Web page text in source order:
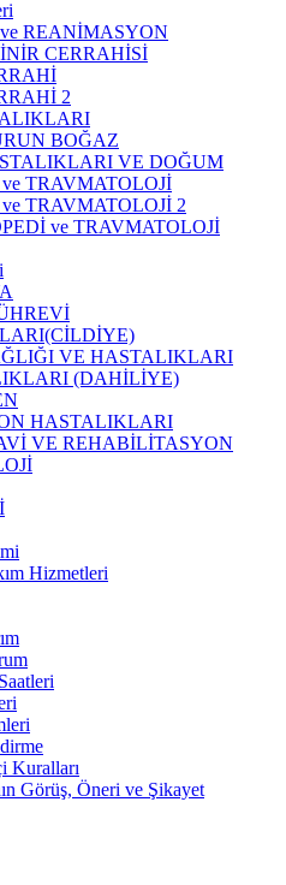
REANİMASYON
CERRAHİSİ
2
BOĞAZ
VE DOĞUM
TRAVMATOLOJİ
TRAVMATOLOJİ 2
ve TRAVMATOLOJİ
VE HASTALIKLARI
(DAHİLİYE)
HASTALIKLARI
VE REHABİLİTASYON
Hizmetleri
Kuralları
Görüş, Öneri ve Şikayet